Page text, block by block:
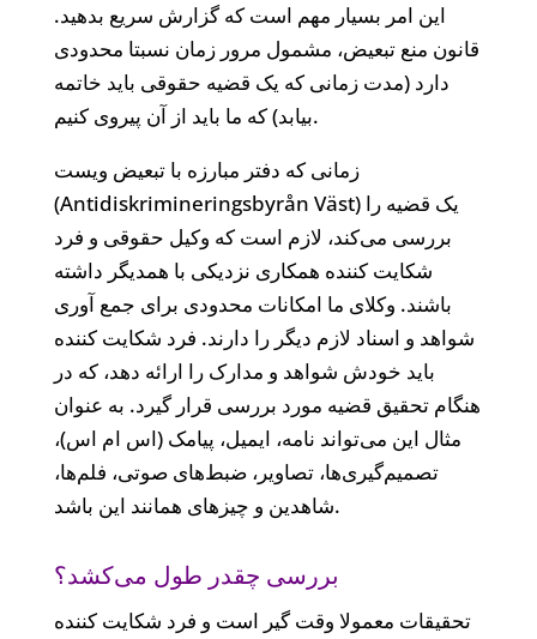
این امر بسیار مهم است که گزارش سریع بدهید.
قانون منع تبعیض، مشمول مرور زمان نسبتا محدودی
دارد (مدت زمانی که یک قضیه حقوقی باید خاتمه
بیابد) که ما باید از آن پیروی کنیم.
زمانی که دفتر مبارزه با تبعیض ویست
(Antidiskrimineringsbyrån Väst) یک قضیه را
بررسی می‌‌کند، لازم است که وکیل حقوقی و فرد
شکایت کننده همکاری نزدیکی با همدیگر داشته
باشند. وکلای ما امکانات محدودی برای جمع آوری
شواهد و اسناد لازم دیگر را دارند. فرد شکایت کننده
باید خودش شواهد و مدارک را ارائه دهد، که در
هنگام تحقیق قضیه مورد بررسی قرار گیرد. به عنوان
مثال این می‌‌تواند نامه‌‌، ایمیل،‌ پیامک (اس ام اس)،
تصمیم‌‌گیری‌‌ها، تصاویر، ضبط‌‌های صوتی، فلم‌‌ها،
شاهدین و چیزهای همانند این باشد.
بررسی چقدر طول می‌‌کشد؟
تحقیقات معمولا وقت گیر است و فرد شکایت کننده